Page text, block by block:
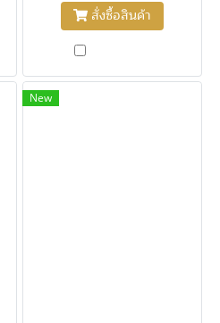
สั่งซื้อสินค้า
New